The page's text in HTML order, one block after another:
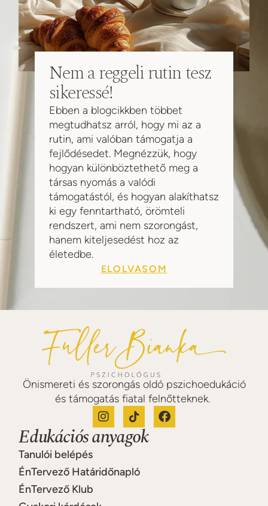
Nem a reggeli rutin tesz
sikeressé!
Ebben a blogcikkben többet
megtudhatsz arról, hogy mi az a
rutin, ami valóban támogatja a
fejlődésedet. Megnézzük, hogy
hogyan különböztethető meg a
társas nyomás a valódi
támogatástól, és hogyan alakíthatsz
ki egy fenntartható, örömteli
rendszert, ami nem szorongást,
hanem kiteljesedést hoz az
életedbe.
ELOLVASOM
Önismereti és szorongás oldó pszichoedukáció
és támogatás fiatal felnőtteknek.
Edukációs anyagok
Tanulói belépés
ÉnTervező Határidőnapló
ÉnTervező Klub